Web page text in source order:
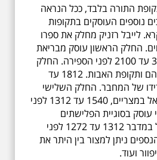
התורה בלבד, ככל הנראה
נוספים העוסקים בתקופות
לייבל רזניק מחלק את ספרו
החלק הראשון עוסק מבריאת
העולם עד המבול 3650 עד 2100 לפני הספירה. החלק
השני הוא תקופת אברהם ותקופת האבות. 1812 עד
לדידו של המחבר. החלק השלישי
עוסק בתקופת בני ישראל במצריים, 1540 עד 1312 לפני
בסוגיית הפלישתים
והחמישי בנדודי ישראל במדבר 1312 עד 1272 לפני
ניתן למצור בין היתר את
ועוד.